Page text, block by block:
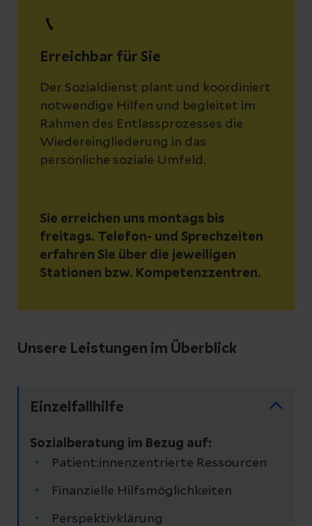
Erreichbar für Sie
Der Sozialdienst plant und koordiniert
notwendige Hilfen und begleitet im
Rahmen des Entlassprozesses die
Wiedereingliederung in das
persönliche soziale Umfeld.
Sie erreichen uns montags bis
freitags. Telefon- und Sprechzeiten
erfahren Sie über die jeweiligen
Stationen bzw. Kompetenzzentren.
Unsere Leistungen im Überblick
Einzelfallhilfe
Sozialberatung im Bezug auf:
Patient:innenzentrierte Ressourcen
Finanzielle Hilfsmöglichkeiten
Perspektivklärung